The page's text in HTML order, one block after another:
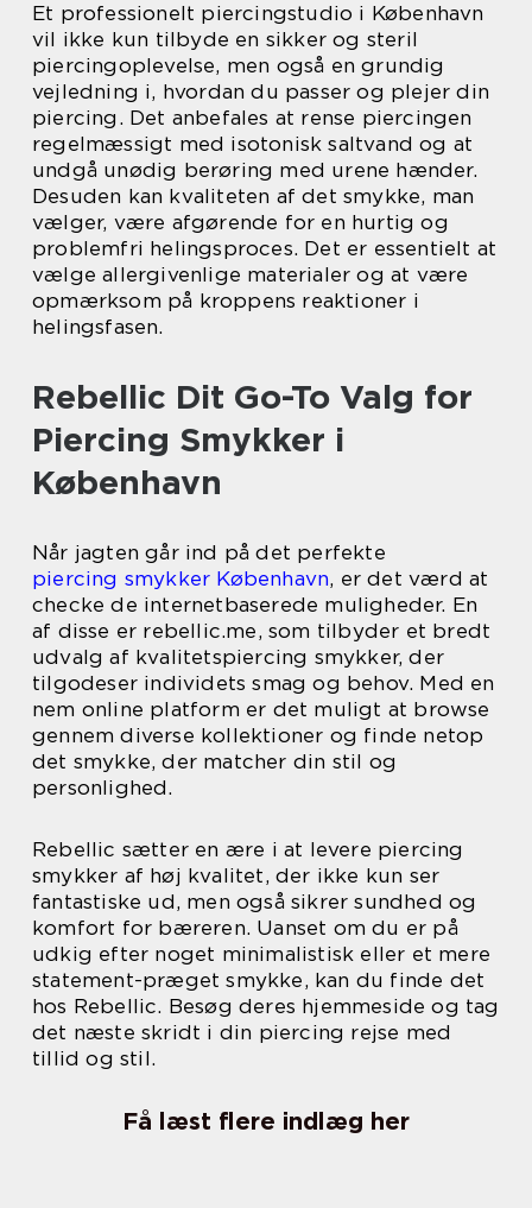
Et professionelt piercingstudio i København
vil ikke kun tilbyde en sikker og steril
piercingoplevelse, men også en grundig
vejledning i, hvordan du passer og plejer din
piercing. Det anbefales at rense piercingen
regelmæssigt med isotonisk saltvand og at
undgå unødig berøring med urene hænder.
Desuden kan kvaliteten af det smykke, man
vælger, være afgørende for en hurtig og
problemfri helingsproces. Det er essentielt at
vælge allergivenlige materialer og at være
opmærksom på kroppens reaktioner i
helingsfasen.
Rebellic Dit Go-To Valg for
Piercing Smykker i
København
Når jagten går ind på det perfekte
piercing smykker København, er det værd at
checke de internetbaserede muligheder. En
af disse er rebellic.me, som tilbyder et bredt
udvalg af kvalitetspiercing smykker, der
tilgodeser individets smag og behov. Med en
nem online platform er det muligt at browse
gennem diverse kollektioner og finde netop
det smykke, der matcher din stil og
personlighed.
Rebellic sætter en ære i at levere piercing
smykker af høj kvalitet, der ikke kun ser
fantastiske ud, men også sikrer sundhed og
komfort for bæreren. Uanset om du er på
udkig efter noget minimalistisk eller et mere
statement-præget smykke, kan du finde det
hos Rebellic. Besøg deres hjemmeside og tag
det næste skridt i din piercing rejse med
tillid og stil.
Få læst flere indlæg her